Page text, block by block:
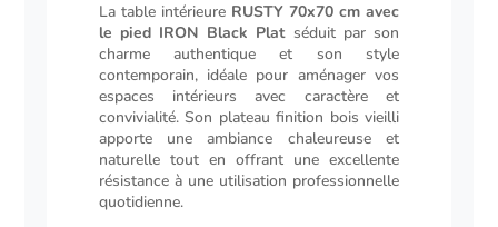
La table intérieure RUSTY 70x70 cm avec
le pied IRON Black Platséduit par son
charme authentique et son style
contemporain, idéale pour aménager vos
espaces intérieurs avec caractère et
convivialité. Son plateau finition bois vieilli
apporte une ambiance chaleureuse et
naturelle tout en offrant une excellente
résistance à une utilisation professionnelle
quotidienne.